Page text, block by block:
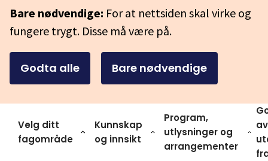
Bare nødvendige: For at nettsiden skal virke og
fungere trygt. Disse må være på.
Godta alle Bare nødvendige
Velg ditt
fagområde
Kunnskap
og innsikt
Program,
utlysninger og
arrangementer
av